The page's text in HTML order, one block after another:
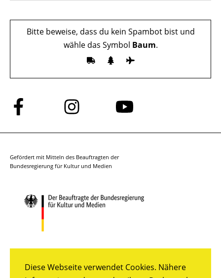
Diese Webseite verwendet Cookies. Nähere
Bitte beweise, dass du kein Spambot bist und
wähle das Symbol Baum.
Folge
uns
auf
Folge
uns
auf
Folge
auf
Gefördert mit Mitteln des Beauftragten der
Bundesregierung für Kultur und Medien